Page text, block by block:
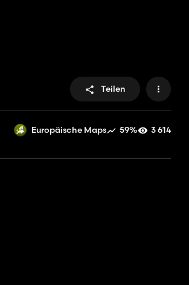
Teilen
Europäische Maps 59% 3 614